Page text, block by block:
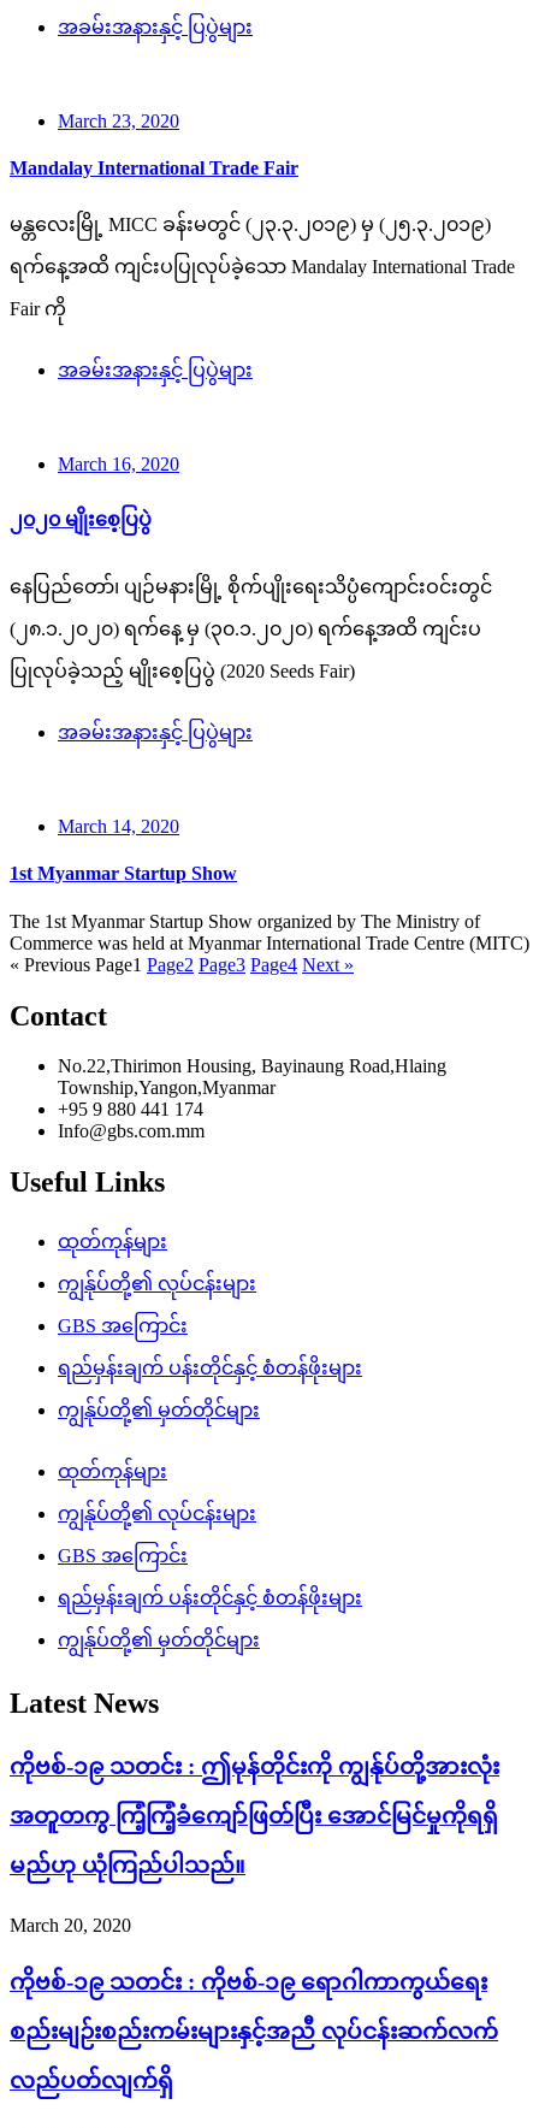
အခမ်းအနားနှင့် ပြပွဲများ
March 23, 2020
Mandalay International Trade Fair
မန္တလေးမြို့ MICC ခန်းမတွင် (၂၃.၃.၂၀၁၉) မှ (၂၅.၃.၂၀၁၉)
ရက်နေ့အထိ ကျင်းပပြုလုပ်ခဲ့သော Mandalay International Trade
Fair ကို
အခမ်းအနားနှင့် ပြပွဲများ
March 16, 2020
၂၀၂၀ မျိုးစေ့ပြပွဲ
နေပြည်တော်၊ ပျဉ်မနားမြို့ စိုက်ပျိုးရေးသိပ္ပံကျောင်းဝင်းတွင်
(၂၈.၁.၂၀၂၀) ရက်နေ့ မှ (၃၀.၁.၂၀၂၀) ရက်နေ့အထိ ကျင်းပ
ပြုလုပ်ခဲ့သည့် မျိုးစေ့ပြပွဲ (2020 Seeds Fair)
အခမ်းအနားနှင့် ပြပွဲများ
March 14, 2020
1st Myanmar Startup Show
The 1st Myanmar Startup Show organized by The Ministry of
Commerce was held at Myanmar International Trade Centre (MITC)
« Previous Page1 Page2 Page3 Page4 Next »
Contact
No.22,Thirimon Housing, Bayinaung Road,Hlaing
Township,Yangon,Myanmar
+95 9 880 441 174
Info@gbs.com.mm
Useful Links
ထုတ်ကုန်များ
ကျွန်ုပ်တို့၏ လုပ်ငန်းများ
GBS အကြောင်း
ရည်မှန်းချက် ပန်းတိုင်နှင့် စံတန်ဖိုးများ
ကျွန်ုပ်တို့၏ မှတ်တိုင်များ
ထုတ်ကုန်များ
ကျွန်ုပ်တို့၏ လုပ်ငန်းများ
GBS အကြောင်း
ရည်မှန်းချက် ပန်းတိုင်နှင့် စံတန်ဖိုးများ
ကျွန်ုပ်တို့၏ မှတ်တိုင်များ
Latest News
ကိုဗစ်-၁၉ သတင်း : ဤမုန်တိုင်းကို ကျွန်ုပ်တို့အားလုံး
အတူတကွ ကြံ့ကြံ့ခံကျော်ဖြတ်ပြီး အောင်မြင်မှုကိုရရှိ
မည်ဟု ယုံကြည်ပါသည်။
March 20, 2020
ကိုဗစ်-၁၉ သတင်း : ကိုဗစ်-၁၉ ရောဂါကာကွယ်ရေး
စည်းမျဉ်းစည်းကမ်းများနှင့်အညီ လုပ်ငန်းဆက်လက်
လည်ပတ်လျက်ရှိ